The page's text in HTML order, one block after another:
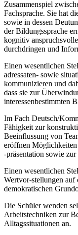
Zusammenspiel
Fachsprache. Sie hat
sowie in dessen
der Bildungssprache
kognitiv
durchdringen und
Einen wesentlichen
adressaten- sowie
kommunizieren und
dass sie zur
interessenbestimmten
Im Fach Deutsch/
Fähigkeit zur
Beeinflussung von
eröffnen Möglichkeiten
-präsentation sowie
Einen wesentlichen
Wertvor-stellungen auf
demokratischen
Die Schüler wenden
Arbeitstechniken zur
Alltagssituationen an.